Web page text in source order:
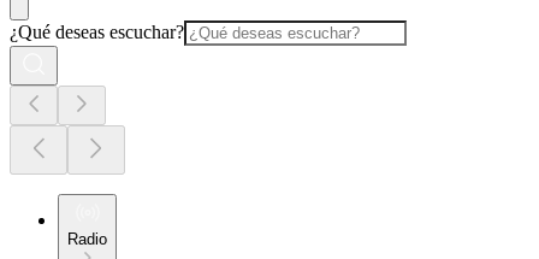
¿Qué deseas escuchar?
Radio